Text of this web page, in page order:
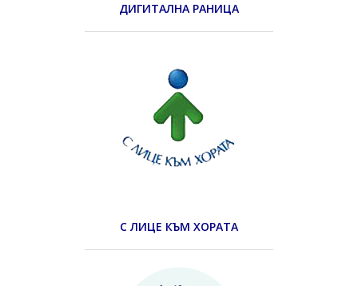
ДИГИТАЛНА РАНИЦА
С ЛИЦЕ КЪМ ХОРАТА